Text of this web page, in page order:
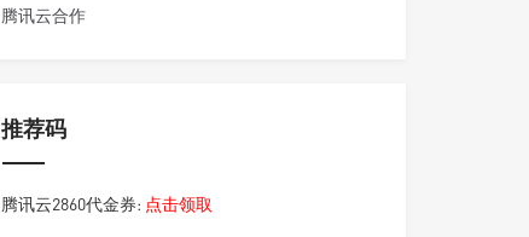
腾讯云合作
推荐码
腾讯云2860代金券: 点击领取